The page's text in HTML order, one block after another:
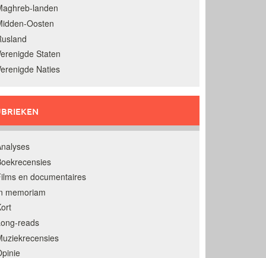
landen
Oosten
Staten
Naties
en documentaires
memoriam
reads